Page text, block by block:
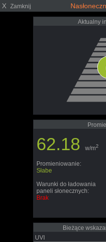
X Zamknij
Aktualny
62.18 w/m2
Promieniowanie:
Słabe
Warunki do ładowania
paneli słonecznych:
Brak
Bieżące
UVI